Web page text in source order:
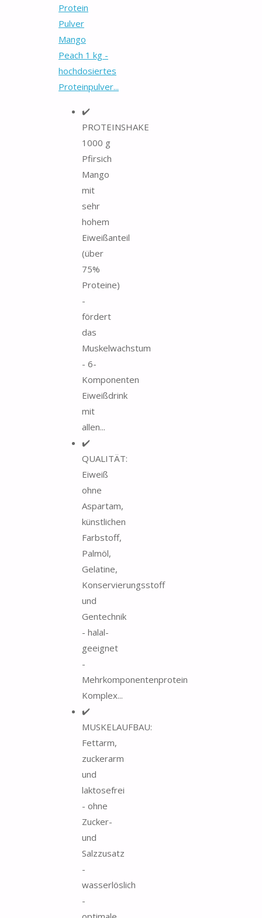
Protein
Pulver
Mango
Peach 1 kg -
hochdosiertes
Proteinpulver...
✔️
PROTEINSHAKE
1000 g
Pfirsich
Mango
mit
sehr
hohem
Eiweißanteil
(über
75%
Proteine)
-
fördert
das
Muskelwachstum
- 6-
Komponenten
Eiweißdrink
mit
allen...
✔️
QUALITÄT:
Eiweiß
ohne
Aspartam,
künstlichen
Farbstoff,
Palmöl,
Gelatine,
Konservierungsstoff
und
Gentechnik
- halal-
geeignet
-
Mehrkomponentenprotein
Komplex...
✔️
MUSKELAUFBAU:
Fettarm,
zuckerarm
und
laktosefrei
- ohne
Zucker-
und
Salzzusatz
-
wasserlöslich
-